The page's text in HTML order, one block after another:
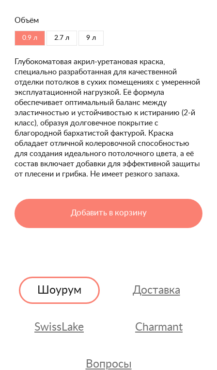
Объём
0.9 л 2.7 л 9 л
Глубокоматовая акрил-уретановая краска,
специально разработанная для качественной
отделки потолков в сухих помещениях с умеренной
эксплуатационной нагрузкой. Её формула
обеспечивает оптимальный баланс между
эластичностью и устойчивостью к истиранию (2-й
класс), образуя долговечное покрытие с
благородной бархатистой фактурой. Краска
обладает отличной колеровочной способностью
для создания идеального потолочного цвета, а её
состав включает добавки для эффективной защиты
от плесени и грибка. Не имеет резкого запаха.
Добавить в корзину
Шоурум Доставка
SwissLake Charmant
Вопросы